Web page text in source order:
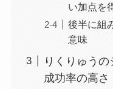
い加点を
後半に組
意味
りくりゅう
成功率の高さ